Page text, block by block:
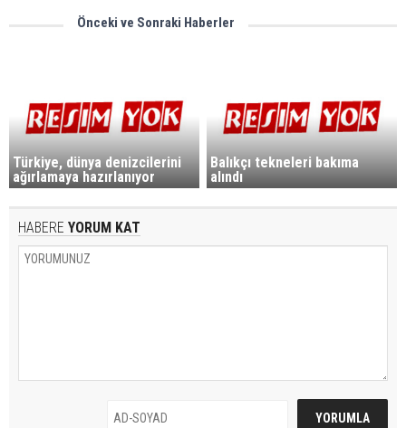
Önceki ve Sonraki Haberler
Türkiye, dünya denizcilerini
ağırlamaya hazırlanıyor
Balıkçı tekneleri bakıma
alındı
HABERE YORUM KAT